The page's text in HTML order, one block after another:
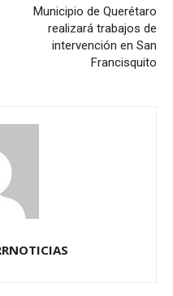
Municipio de Querétaro
realizará trabajos de
intervención en San
Francisquito